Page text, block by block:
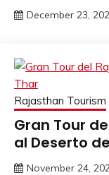
December 23,
Rajasthan Tourism
Gran Tour
al Deserto
November 24,